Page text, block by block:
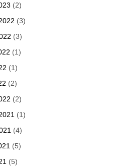
(2)
(3)
(3)
(1)
(1)
(2)
(2)
(1)
(4)
(5)
(5)